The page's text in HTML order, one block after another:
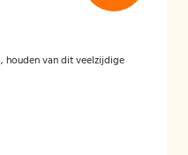
houden van dit veelzijdige